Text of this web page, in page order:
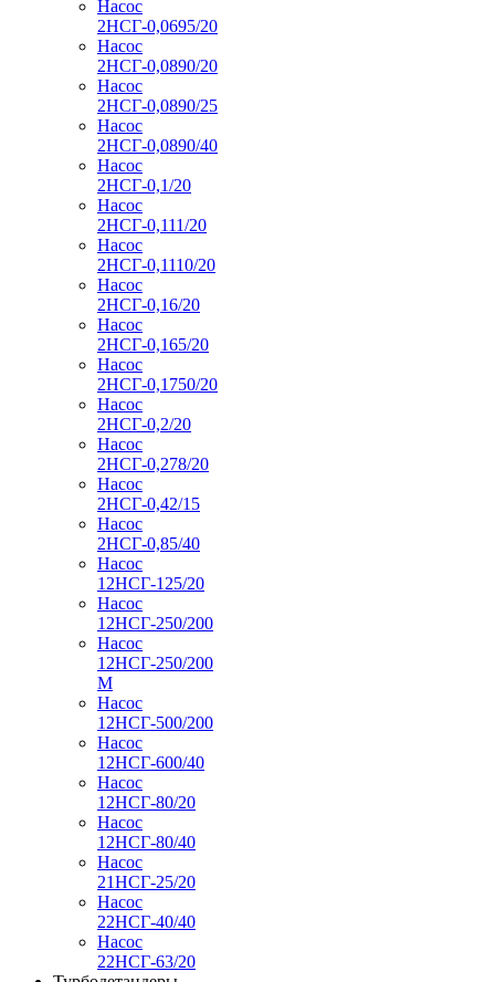
Насос
2НСГ-0,0695/20
Насос
2НСГ-0,0890/20
Насос
2НСГ-0,0890/25
Насос
2НСГ-0,0890/40
Насос
2НСГ-0,1/20
Насос
2НСГ-0,111/20
Насос
2НСГ-0,1110/20
Насос
2НСГ-0,16/20
Насос
2НСГ-0,165/20
Насос
2НСГ-0,1750/20
Насос
2НСГ-0,2/20
Насос
2НСГ-0,278/20
Насос
2НСГ-0,42/15
Насос
2НСГ-0,85/40
Насос
12НСГ-125/20
Насос
12НСГ-250/200
Насос
12НСГ-250/200
М
Насос
12НСГ-500/200
Насос
12НСГ-600/40
Насос
12НСГ-80/20
Насос
12НСГ-80/40
Насос
21НСГ-25/20
Насос
22НСГ-40/40
Насос
22НСГ-63/20